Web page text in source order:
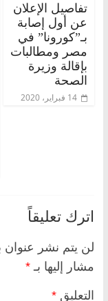
تفاصيل الإعلان
عن أول إصابة
بـ”كورونا” في
مصر ومطالبات
بإقالة وزيرة
الصحة
14 فبراير، 2020
اترك تعليقاً
لن يتم نشر عنوان
مشار إليها بـ *
التعليق *